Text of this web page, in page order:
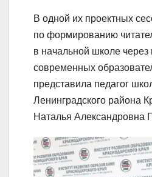
В одной их проектных
по формированию
в начальной школе
современных
представила педагог
Ленинградского района
Наталья Александровна